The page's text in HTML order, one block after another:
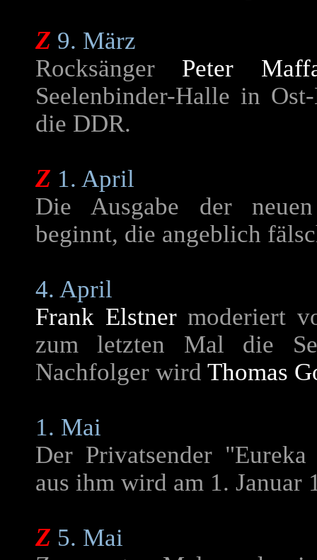
Z 9. März
Rocksänger Peter
Seelenbinder-Halle in
die DDR.
Z 1. April
Die Ausgabe der neuen
beginnt, die angeblich
4. April
Frank Elstnermoderiert
zum letzten Mal die
Nachfolger wird Thomas
1. Mai
Der Privatsender
aus ihm wird am 1. Januar
Z 5. Mai